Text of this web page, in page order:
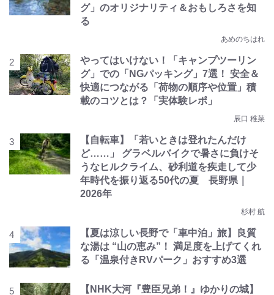
グ」のオリジナリティ＆おもしろさを知
る
あめのちはれ
やってはいけない！「キャンプツーリン
グ」での「NGパッキング」7選！ 安全＆
快適につながる「荷物の順序や位置」積
載のコツとは？「実体験レポ」
辰口 稚菜
【自転車】「若いときは登れたんだけ
ど……」 グラベルバイクで暑さに負けそ
うなヒルクライム、砂利道を疾走して少
年時代を振り返る50代の夏 長野県｜
2026年
杉村 航
【夏は涼しい長野で「車中泊」旅】良質
な湯は “山の恵み”！ 満足度を上げてくれ
る「温泉付きRVパーク」おすすめ3選
【NHK大河『豊臣兄弟！』ゆかりの城】